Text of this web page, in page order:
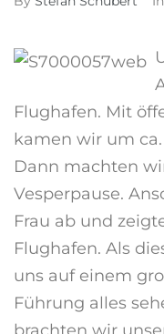
Flughafen. Mit
kamen wir um
Dann machten
Vesperpause.
Frau ab und
Flughafen. Als
uns auf einem
Führung alles